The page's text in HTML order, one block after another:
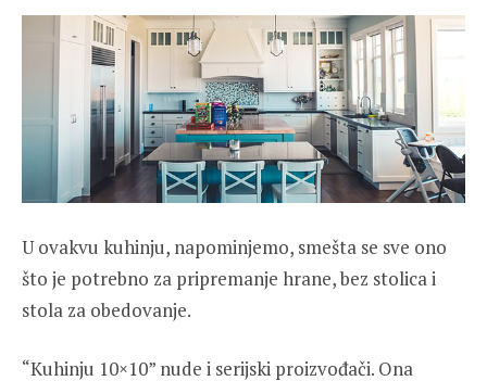
U ovakvu kuhinju, napominjemo, smešta se sve ono
što je potrebno za pripremanje hrane, bez stolica i
stola za obedovanje.
“Kuhinju 10×10” nude i serijski proizvođači. Ona